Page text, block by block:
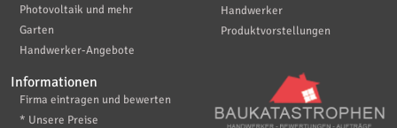
Photovoltaik und mehr
Garten
Handwerker-Angebote
Handwerker
Produktvorstellungen
Informationen
Firma eintragen und bewerten
* Unsere Preise